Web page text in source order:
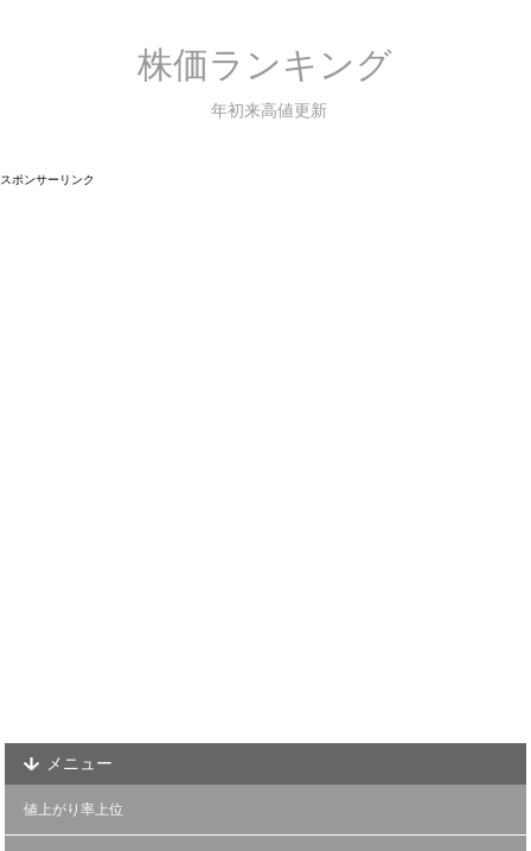
株価ランキング
年初来高値更新
スポンサーリンク
メニュー
値上がり率上位